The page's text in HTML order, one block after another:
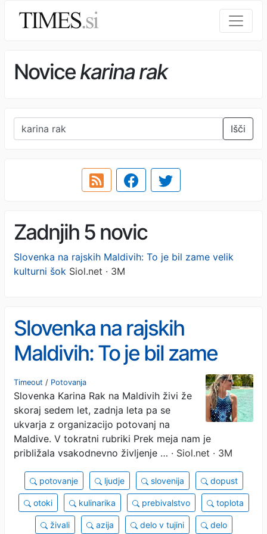
Novicekarina rak
Išči
Zadnjih 5 novic
Slovenka na rajskih Maldivih: To je bil zame velik
kulturni šok Siol.net · 3M
Slovenka na rajskih
Maldivih: To je bil zame
velik kulturni šok
Timeout / Potovanja
Slovenka Karina Rak na Maldivih živi že
skoraj sedem let, zadnja leta pa se
ukvarja z organizacijo potovanj na
Maldive. V tokratni rubriki Prek meja nam je
približala vsakodnevno življenje … · Siol.net · 3M
potovanje ljudje slovenija dopust
otoki kulinarika prebivalstvo toplota
živali azija delo v tujini delo